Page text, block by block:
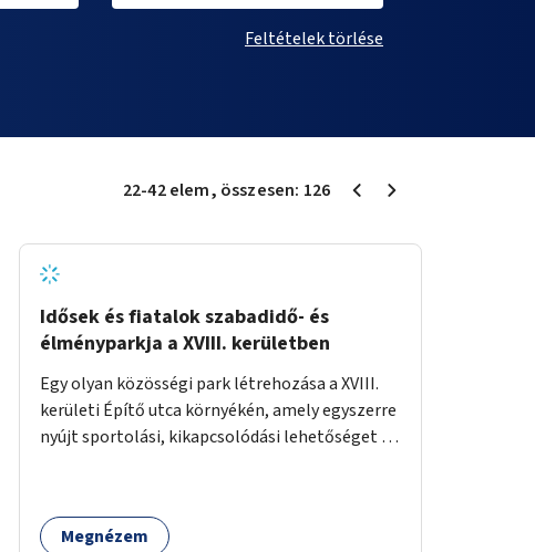
Feltételek törlése
22-42elem, összesen: 126
Idősek és fiatalok szabadidő- és
élményparkja a XVIII. kerületben
Egy olyan közösségi park létrehozása a XVIII.
kerületi Építő utca környékén, amely egyszerre
nyújt sportolási, kikapcsolódási lehetőséget az
Megnézem